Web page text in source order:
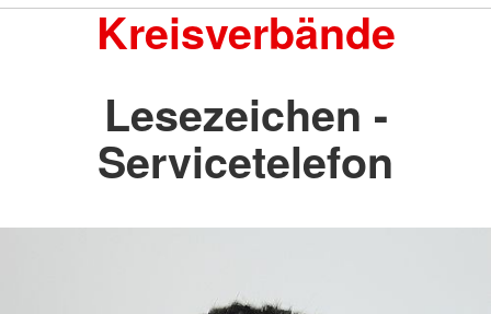
Kreisverbände
Lesezeichen -
Servicetelefon